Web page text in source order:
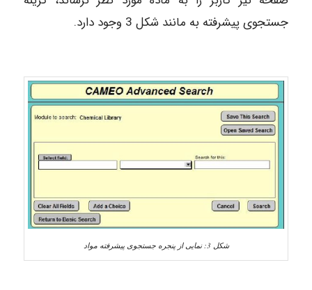
جستجوی پیشرفته به مانند شکل 3 وجود دارد.
شکل 3: نمایی از پنجره جستجوی پیشرفته مواد